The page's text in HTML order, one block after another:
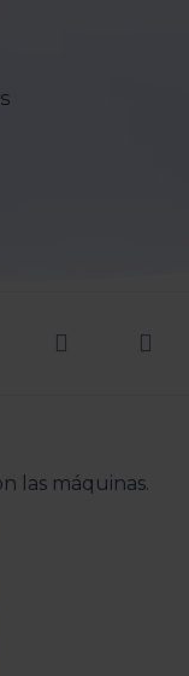
las máquinas.